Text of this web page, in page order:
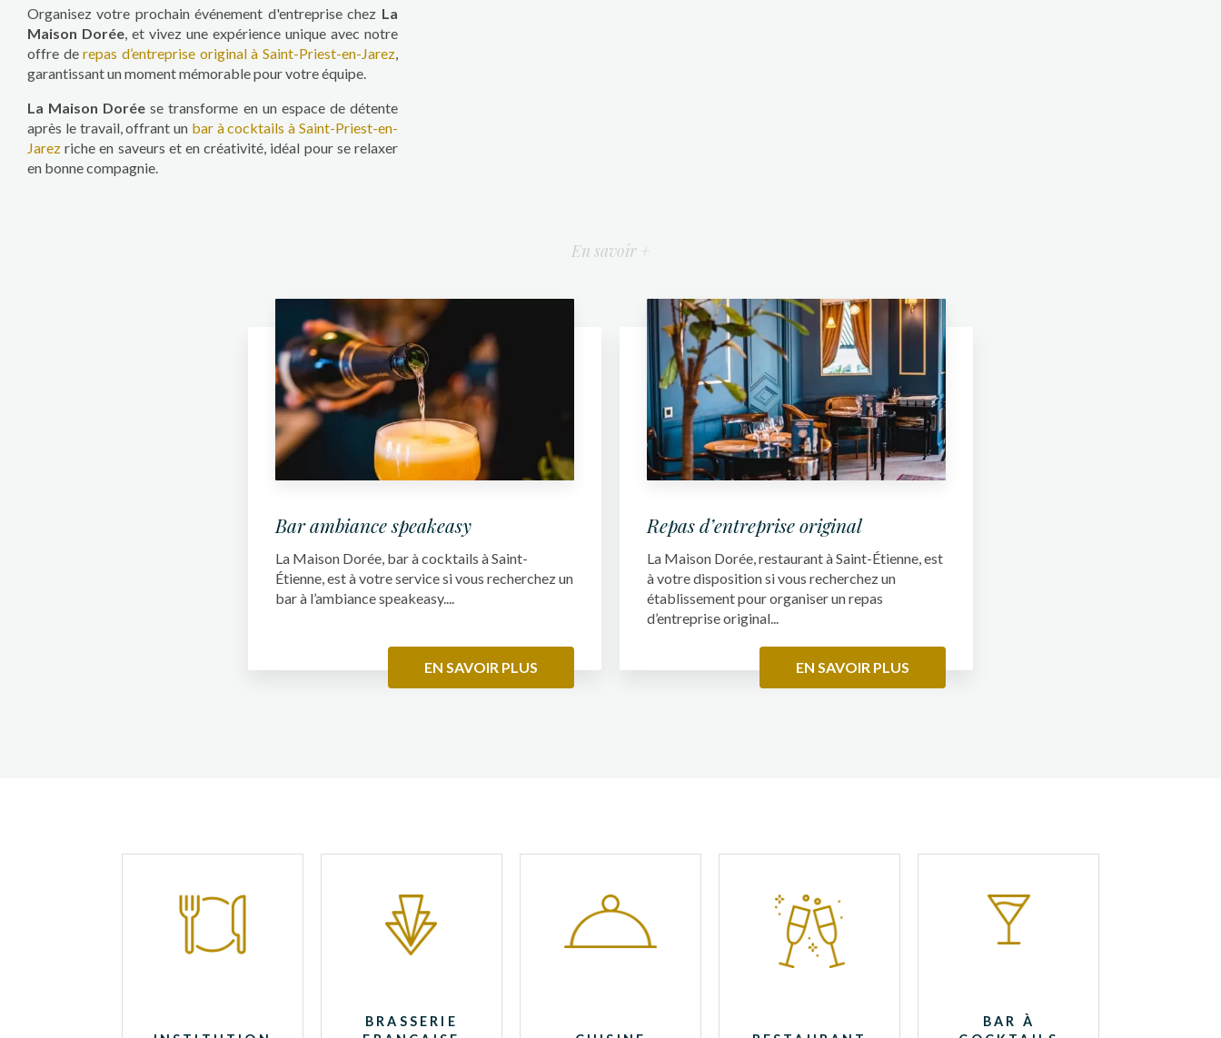
Organisez votre prochain événement d'entreprise chez La
Maison Dorée , et vivez une expérience unique avec notre
offre derepas d’entreprise original à Saint-Priest-en-Jarez,
garantissant un moment mémorable pour votre équipe.
La Maison Dorée se transforme en un espace de détente
après le travail, offrant un bar à cocktails à Saint-Priest-en-
Jarez riche en saveurs et en créativité, idéal pour se relaxer
en bonne compagnie.
En savoir +
Bar ambiance speakeasy
La Maison Dorée, bar à cocktails à Saint-
Étienne, est à votre service si vous recherchez un
bar à l’ambiance speakeasy....
EN SAVOIR PLUS
Repas d’entreprise original
La Maison Dorée, restaurant à Saint-Étienne, est
à votre disposition si vous recherchez un
établissement pour organiser un repas
d’entreprise original...
EN SAVOIR PLUS
BRASSERIE
BAR À